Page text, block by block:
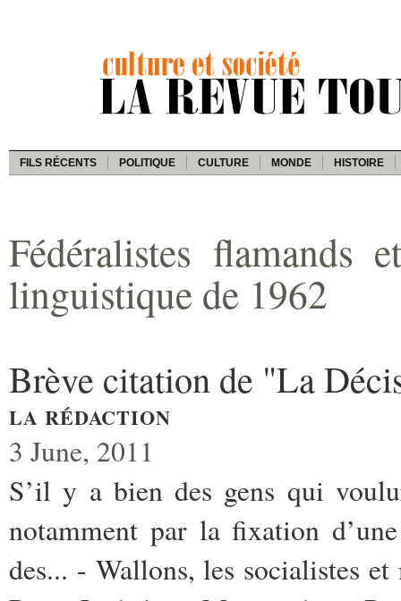
FILS RÉCENTS POLITIQUE CULTURE MONDE HISTOIRE
Fédéralistes flamands
linguistique de 1962
Brève citation de "La
LA RÉDACTION
3 June, 2011
S’il y a bien des gens qui
notamment par la fixation
des... - Wallons, les socialistes